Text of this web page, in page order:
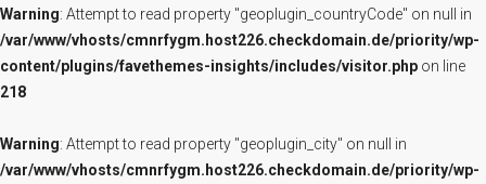
Warning: Attempt to read property "geoplugin_countryCode" on null in
/var/www/vhosts/cmnrfygm.host226.checkdomain.de/priority/wp-
content/plugins/favethemes-insights/includes/visitor.php on line
218
Warning: Attempt to read property "geoplugin_city" on null in
/var/www/vhosts/cmnrfygm.host226.checkdomain.de/priority/wp-
IMMOBILIEN TOUR
FIRMENGRÜNDUNG
IMMOBILIENSUCHE
WER WIR SIND